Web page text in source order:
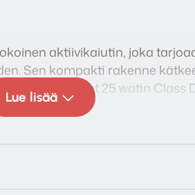
aktiivikaiutin, joka
Sen kompakti rakenne
omat, erilliset 25 watin Class
joka toimii
mikä tekee siitä
Lue lisää